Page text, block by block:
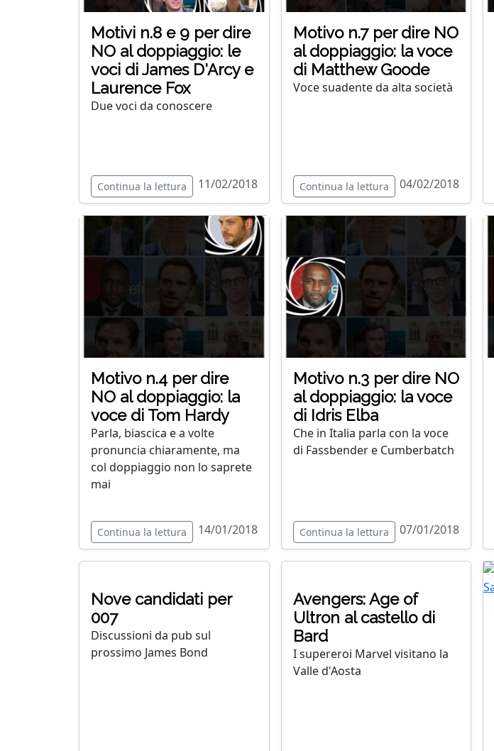
Motivi n.8 e 9 per dire
NO al doppiaggio: le
voci di James D'Arcy e
Laurence Fox
Due voci da conoscere
Continua la lettura 11/02/2018
Motivo n.7 per dire NO
al doppiaggio: la voce
di Matthew Goode
Voce suadente da alta società
Continua la lettura 04/02/2018
Motivo n.4 per dire
NO al doppiaggio: la
voce di Tom Hardy
Parla, biascica e a volte
pronuncia chiaramente, ma
col doppiaggio non lo saprete
mai
Continua la lettura 14/01/2018
Motivo n.3 per dire NO
al doppiaggio: la voce
di Idris Elba
Che in Italia parla con la voce
di Fassbender e Cumberbatch
Continua la lettura 07/01/2018
Nove candidati per
007
Discussioni da pub sul
prossimo James Bond
Avengers: Age of
Ultron al castello di
Bard
I supereroi Marvel visitano la
Valle d'Aosta